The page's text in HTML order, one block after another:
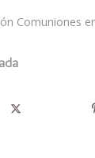
Comuniones